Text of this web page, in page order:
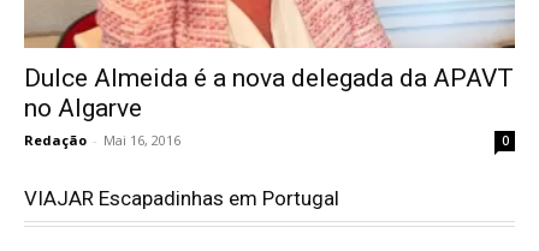
Dulce Almeida é a nova delegada da APAVT
no Algarve
Redação - Mai 16, 2016 0
VIAJAR Escapadinhas em Portugal